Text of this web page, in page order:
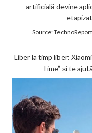
artificială devine
Source:
Liber la timp liber:
Time” și te